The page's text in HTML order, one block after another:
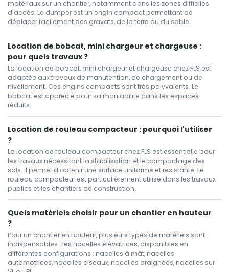
matériaux sur un chantier, notamment dans les zones difficiles
d'accès. Le dumper est un engin compact permettant de
déplacer facilement des gravats, de la terre ou du sable.
Location de bobcat, mini chargeur et chargeuse :
pour quels travaux ?
La location de bobcat, mini chargeur et chargeuse chez FLS est
adaptée aux travaux de manutention, de chargement ou de
nivellement. Ces engins compacts sont très polyvalents. Le
bobcat est apprécié pour sa maniabilité dans les espaces
réduits.
Location de rouleau compacteur : pourquoi l'utiliser
?
La location de rouleau compacteur chez FLS est essentielle pour
les travaux nécessitant la stabilisation et le compactage des
sols. Il permet d'obtenir une surface uniforme et résistante. Le
rouleau compacteur est particulièrement utilisé dans les travaux
publics et les chantiers de construction.
Quels matériels choisir pour un chantier en hauteur
?
Pour un chantier en hauteur, plusieurs types de matériels sont
indispensables : les nacelles élévatrices, disponibles en
différentes configurations : nacelles à mât, nacelles
automotrices, nacelles ciseaux, nacelles araignées, nacelles sur